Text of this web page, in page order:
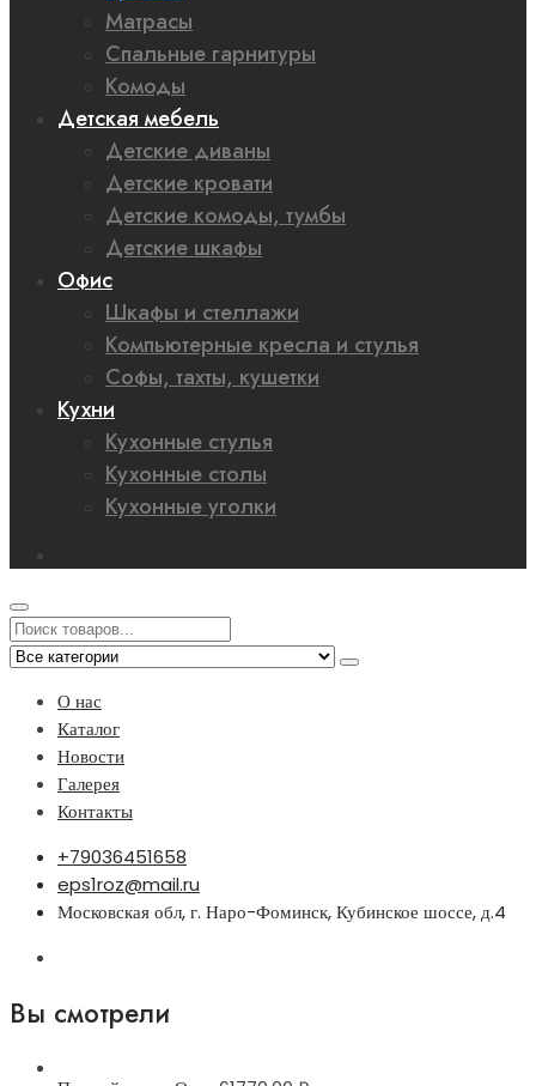
Матрасы
Спальные гарнитуры
Комоды
Детская мебель
Детские диваны
Детские кровати
Детские комоды, тумбы
Детские шкафы
Офис
Шкафы и стеллажи
Компьютерные кресла и стулья
Софы, тахты, кушетки
Кухни
Кухонные стулья
Кухонные столы
Кухонные уголки
О нас
Каталог
Новости
Галерея
Контакты
+79036451658
eps1roz@mail.ru
Московская обл, г. Наро-Фоминск, Кубинское шоссе, д.4
Вы смотрели